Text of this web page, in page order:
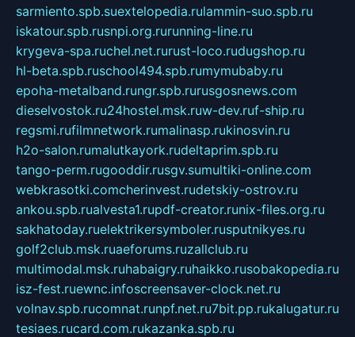
sarmiento.spb.suextelopedia.rulammin-suo.spb.ru
iskatour.spb.rusnpi.org.rurunning-line.ru
krygeva-spa.ruchel.net.rurust-loco.rudugshop.ru
hl-beta.spb.ruschool494.spb.rumymubaby.ru
epoha-metalband.rungr.spb.rurusgosnews.com
dieselvostok.ru24hostel.msk.ruw-dev.ruf-ship.ru
regsmi.rufilmnetwork.rumalinasp.rukinosvin.ru
h2o-salon.rumalutkayork.rudeltaprim.spb.ru
tango-perm.rugooddir.rusgv.sumultiki-online.com
webkrasotki.comcherinvest.rudetskiy-ostrov.ru
ankou.spb.rualvesta1.rupdf-creator.runix-files.org.ru
sakhatoday.ruelektrikersymboler.rusputnikyes.ru
golf2club.msk.ruaeforums.ruzallclub.ru
multimodal.msk.ruhabaigry.ruhaikko.rusobakopedia.ru
isz-fest.ruewnc.infoscreensaver-clock.net.ru
volnav.spb.rucomnat.runpf.net.ru7bit.pp.rukalugatur.ru
tesiaes.rucard.com.rukazanka.spb.ru